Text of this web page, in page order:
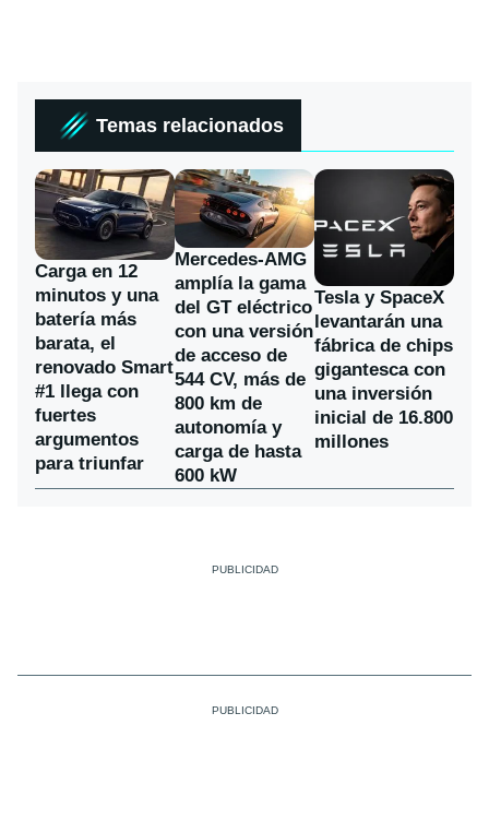
Temas relacionados
Carga en 12
minutos y una
batería más
barata, el
renovado Smart
#1 llega con
fuertes
argumentos
para triunfar
Mercedes-AMG
amplía la gama
del GT eléctrico
con una versión
de acceso de
544 CV, más de
800 km de
autonomía y
carga de hasta
600 kW
Tesla y SpaceX
levantarán una
fábrica de chips
gigantesca con
una inversión
inicial de 16.800
millones